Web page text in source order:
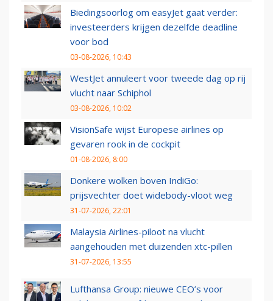
Biedingsoorlog om easyJet gaat verder:
investeerders krijgen dezelfde deadline
voor bod
03-08-2026, 10:43
WestJet annuleert voor tweede dag op rij
vlucht naar Schiphol
03-08-2026, 10:02
VisionSafe wijst Europese airlines op
gevaren rook in de cockpit
01-08-2026, 8:00
Donkere wolken boven IndiGo:
prijsvechter doet widebody-vloot weg
31-07-2026, 22:01
Malaysia Airlines-piloot na vlucht
aangehouden met duizenden xtc-pillen
31-07-2026, 13:55
Lufthansa Group: nieuwe CEO’s voor